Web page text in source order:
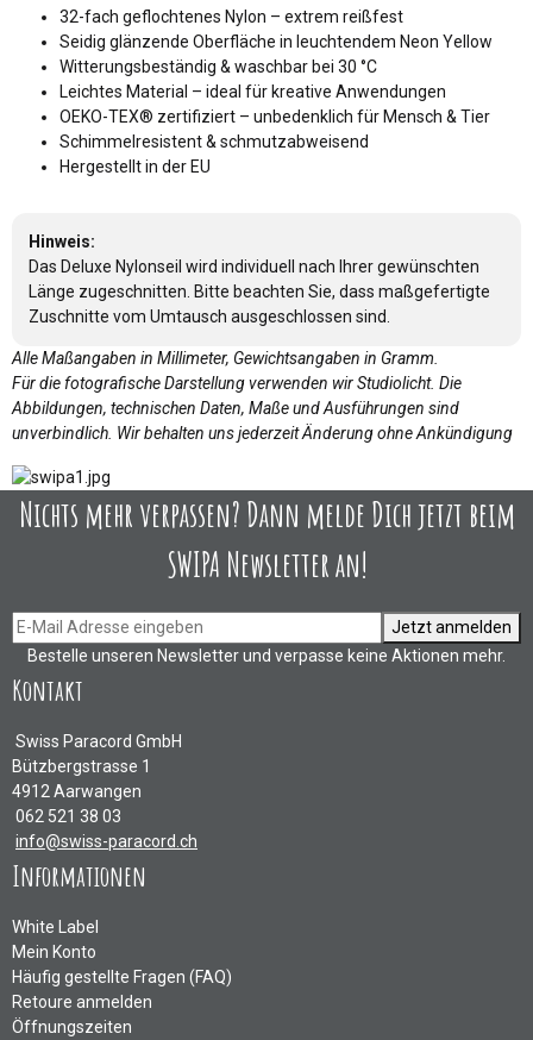
32-fach geflochtenes Nylon – extrem reißfest
Seidig glänzende Oberfläche in leuchtendem Neon Yellow
Witterungsbeständig & waschbar bei 30 °C
Leichtes Material – ideal für kreative Anwendungen
OEKO-TEX® zertifiziert – unbedenklich für Mensch & Tier
Schimmelresistent & schmutzabweisend
Hergestellt in der EU
Hinweis:
Das Deluxe Nylonseil wird individuell nach Ihrer gewünschten
Länge zugeschnitten. Bitte beachten Sie, dass maßgefertigte
Zuschnitte vom Umtausch ausgeschlossen sind.
Alle Maßangaben in Millimeter, Gewichtsangaben in Gramm.
Für die fotografische Darstellung verwenden wir Studiolicht. Die
Abbildungen, technischen Daten, Maße und Ausführungen sind
unverbindlich. Wir behalten uns jederzeit Änderung ohne Ankündigung
Nichts mehr verpassen? Dann melde Dich jetzt beim
SWIPA Newsletter an!
Jetzt anmelden
Bestelle unseren Newsletter und verpasse keine Aktionen mehr.
Kontakt
Swiss Paracord GmbH
Bützbergstrasse 1
4912 Aarwangen
062 521 38 03
info@swiss-paracord.ch
Informationen
White Label
Mein Konto
Häufig gestellte Fragen (FAQ)
Retoure anmelden
Öffnungszeiten